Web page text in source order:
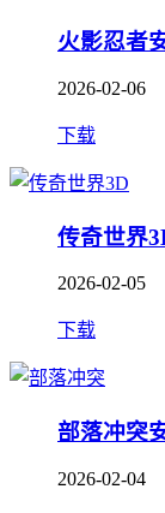
火影忍者
2026-02-06
下载
传奇世界
2026-02-05
下载
部落冲突
2026-02-04